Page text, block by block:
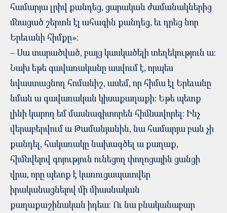
համարյա լրիվ քանդեց, ցարական ժամանակներից
մնացած շերտն էլ ահագին քանդեց, եւ դրեց նոր
Երեւանի հիմքը»:
– Սա տարածված, բայց կասկածելի տեղեկություն ա:
Նախ եթե գավառականը ասվում է, որպես
նվաստացնող հոմանիշ, ասեմ, որ հիմա էլ Երեւանը
նման ա գավառական կիսաքաղաքի: Եթե պետք
լինի կարող եմ մասնագիտորեն հիմնավորել: Ինչ
վերաբերվում ա Թամանյանին, նա համարյա բան չի
քանդել, հակառակը նախագծել ա քաղաք,
հիմնվելով գոյություն ունեցող փողոցային ցանցի
վրա, որը պետք է կառուցապատվեր
իրականացնելով մի միասնական
քաղաքաշինական իդեա: Ու նա բնականաբար